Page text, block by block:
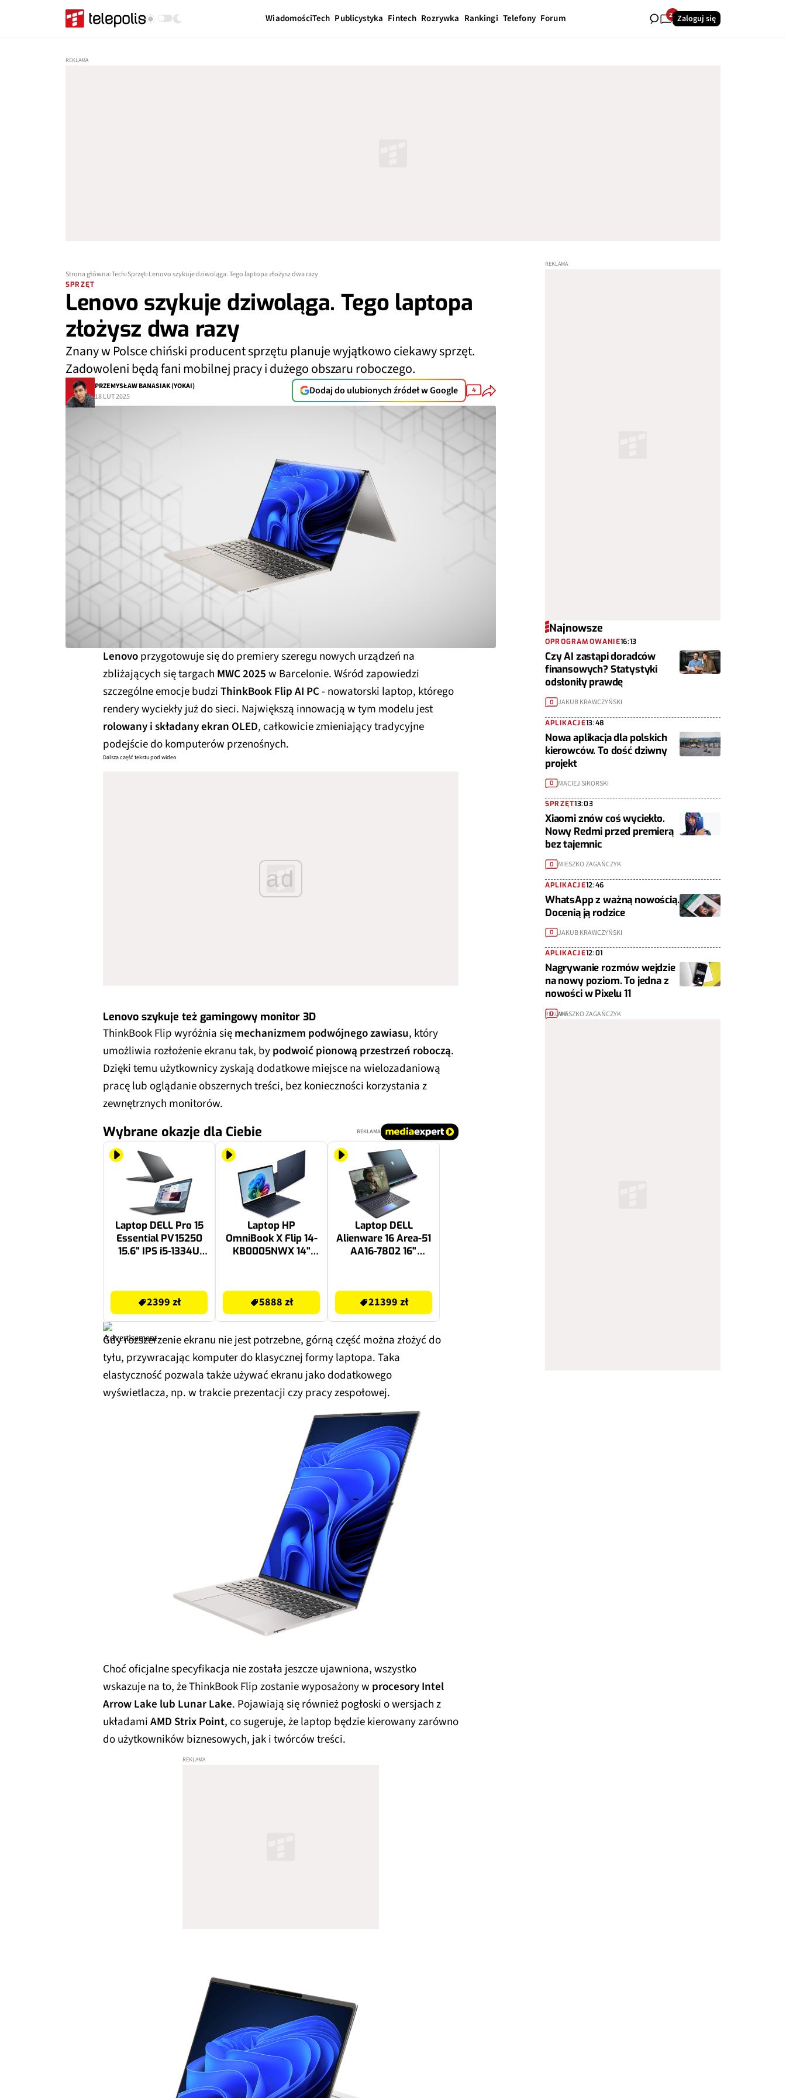
WiadomościTech Publicystyka Fintech Rozrywka Rankingi Telefony Forum 29Zaloguj się
Strona główna Tech Sprzęt Lenovo szykuje dziwoląga. Tego laptopa złożysz dwa razy
SPRZĘT
Lenovo szykuje dziwoląga. Tego laptopa
złożysz dwa razy
Znany w Polsce chiński producent sprzętu planuje wyjątkowo ciekawy sprzęt.
Zadowoleni będą fani mobilnej pracy i dużego obszaru roboczego.
PRZEMYSŁAW BANASIAK (YOKAI)
18 LUT 2025
Dodaj do ulubionych źródeł w Google 4
Lenovoprzygotowuje się do premiery szeregu nowych urządzeń na
zbliżających się targach MWC 2025w Barcelonie. Wśród zapowiedzi
szczególne emocje budziThinkBook Flip AI PC- nowatorski laptop, którego
rendery wyciekły już do sieci. Największą innowacją w tym modelu jest
rolowany i składany ekran OLED, całkowicie zmieniający tradycyjne
podejście do komputerów przenośnych.
Dalsza część tekstu pod wideo
ad
Lenovo szykuje też gamingowy monitor 3D
ThinkBook Flip wyróżnia sięmechanizmem podwójnego zawiasu, który
umożliwia rozłożenie ekranu tak, bypodwoić pionową przestrzeń roboczą.
Dzięki temu użytkownicy zyskają dodatkowe miejsce na wielozadaniową
pracę lub oglądanie obszernych treści, bez konieczności korzystania z
zewnętrznych monitorów.
Wybrane okazje dla Ciebie REKLAMA
Laptop DELL Pro 15
Essential PV15250
15.6" IPS i5-1334U
Professional
2399 zł
Laptop HP
OmniBook X Flip 14-
KB0005NWX 14"
SSD Windows 11
Home, Funkcje AI
5888 zł
Laptop DELL
Alienware 16 Area-51
AA16-7802 16"
1TB SSD GeForce
RTX5080 DLSS 4
Windows 11 Home
21399 zł
Gdy rozszerzenie ekranu nie jest potrzebne, górną część można złożyć do
tyłu, przywracając komputer do klasycznej formy laptopa. Taka
elastyczność pozwala także używać ekranu jako dodatkowego
wyświetlacza, np. w trakcie prezentacji czy pracy zespołowej.
Choć oficjalne specyfikacja nie została jeszcze ujawniona, wszystko
wskazuje na to, że ThinkBook Flip zostanie wyposażony w procesory Intel
Arrow Lake lub Lunar Lake. Pojawiają się również pogłoski o wersjach z
układamiAMD Strix Point, co sugeruje, że laptop będzie kierowany zarówno
do użytkowników biznesowych, jak i twórców treści.
Najnowsze
OPROGRAMOWANIE16:13
Czy AI zastąpi doradców
finansowych? Statystyki
odsłoniły prawdę
0 JAKUB KRAWCZYŃSKI
APLIKACJE13:48
Nowa aplikacja dla polskich
kierowców. To dość dziwny
projekt
0 MACIEJ SIKORSKI
SPRZĘT13:03
Xiaomi znów coś wyciekło.
Nowy Redmi przed premierą
bez tajemnic
0 MIESZKO ZAGAŃCZYK
APLIKACJE12:46
WhatsApp z ważną nowością.
Docenią ją rodzice
0 JAKUB KRAWCZYŃSKI
APLIKACJE12:01
Nagrywanie rozmów wejdzie
na nowy poziom. To jedna z
nowości w Pixelu 11
0 MIESZKO ZAGAŃCZYK